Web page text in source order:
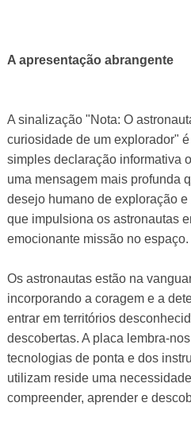
A apresentação abrangente
A sinalização "Nota: O
curiosidade de um explorador"
simples declaração informativa
uma mensagem mais profunda
desejo humano de exploração
que impulsiona os astronautas
emocionante missão no espaço.
Os astronautas estão na
incorporando a coragem e a
entrar em territórios
descobertas. A placa lembra-
tecnologias de ponta e dos
utilizam reside uma
compreender, aprender e